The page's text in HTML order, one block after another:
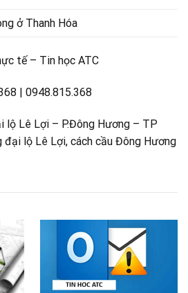
ở Thanh Hóa
tế – Tin học ATC
|0948.815.368
lộ Lê Lợi – P.Đông Hương – TP
đại lộ Lê Lợi, cách cầu Đông Hương